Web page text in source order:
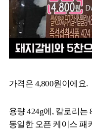
가격은 4,800원이에요.
용량 424g에, 칼로리는
동일한 오픈 케이스 패